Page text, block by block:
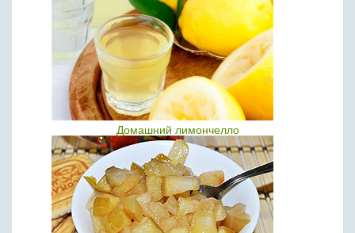
Домашний лимончелло